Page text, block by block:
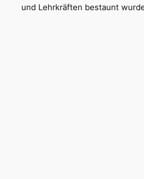
und Lehrkräften bestaunt